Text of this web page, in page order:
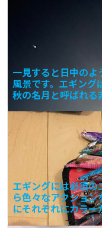
一見すると日中の
風景です。エギング
秋の名月と呼ばれ
エギングには必須
ら色々なアクショ
にそれぞれにカラ
テープでそ